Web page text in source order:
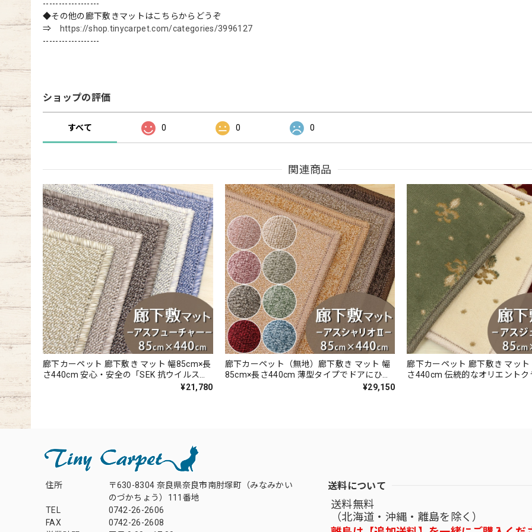
------------------
◆その他の廊下敷きマットはこちらからどうぞ
⇒
https://shop.tinycarpet.com/categories/3996127
------------------
ショップの評価
すべて 0 0 0
関連商品
廊下カーペット 廊下敷き マット 幅85cm×長
さ440cm 安心・安全の「SEK 抗ウイルス加
工」+「SEK 制菌加工」雰囲気のある杢調 無
¥21,780
廊下カーペット（無地）廊下敷き マット 幅
85cm×長さ440cm 薄型タイプでドアにひっ
かかりにくい！高い耐久性と強力なはっ水・
¥29,150
廊下カーペット 廊下敷き マッ
さ440cm 伝統的なオリエントク
住所
〒630-8304 奈良県奈良市南肘塚町（みなみかい
のづかちょう）111番地
TEL
0742-26-2606
FAX
0742-26-2608
送料について
送料無料
（北海道・沖縄・離島を除く）